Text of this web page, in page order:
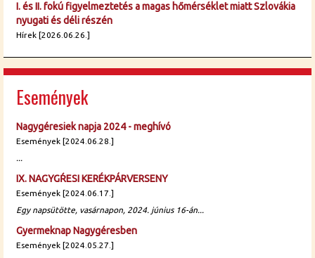
I. és II. fokú figyelmeztetés a magas hőmérséklet miatt Szlovákia
nyugati és déli részén
Hírek [2026.06.26.]
Események
Nagygéresiek napja 2024 - meghívó
Események [2024.06.28.]
...
IX. NAGYGŔESI KERÉKPÁRVERSENY
Események [2024.06.17.]
Egy napsütötte, vasárnapon, 2024. június 16-án...
Gyermeknap Nagygéresben
Események [2024.05.27.]